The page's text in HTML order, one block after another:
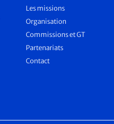
Les missions
Organisation
Commissions et GT
Partenariats
Contact